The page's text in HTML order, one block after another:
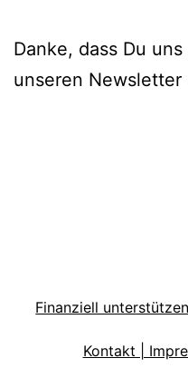
Danke, dass Du
unseren Newsletter
Finanziell unterstützen
Kontakt |